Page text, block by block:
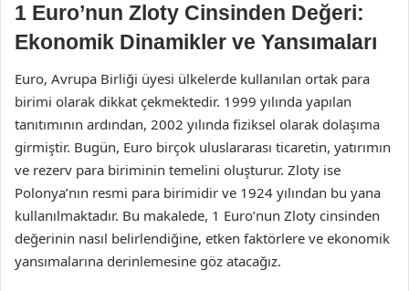
1 Euro’nun Zloty Cinsinden Değeri:
Ekonomik Dinamikler ve Yansımaları
Euro, Avrupa Birliği üyesi ülkelerde kullanılan ortak para
birimi olarak dikkat çekmektedir. 1999 yılında yapılan
tanıtımının ardından, 2002 yılında fiziksel olarak dolaşıma
girmiştir. Bugün, Euro birçok uluslararası ticaretin, yatırımın
ve rezerv para biriminin temelini oluşturur. Zloty ise
Polonya’nın resmi para birimidir ve 1924 yılından bu yana
kullanılmaktadır. Bu makalede, 1 Euro’nun Zloty cinsinden
değerinin nasıl belirlendiğine, etken faktörlere ve ekonomik
yansımalarına derinlemesine göz atacağız.